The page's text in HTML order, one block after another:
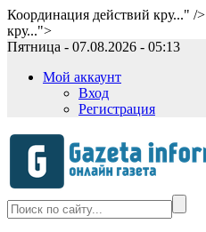
Координация действий кру..." />
кру...">
Пятница - 07.08.2026 - 05:13
Мой аккаунт
Вход
Регистрация